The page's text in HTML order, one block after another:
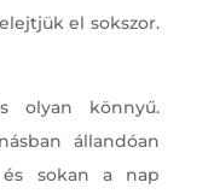
el sokszor.
olyan könnyű.
állandóan
sokan a nap